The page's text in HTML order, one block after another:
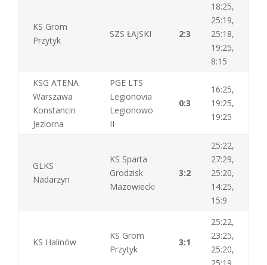
KS Grom
Przytyk
SZS ŁAJSKI 2:3
18:25,
25:19,
25:18,
19:25,
8:15
KSG ATENA
Warszawa
Konstancin
Jeziorna
PGE LTS
Legionovia
Legionowo
II
0:3
16:25,
19:25,
19:25
GLKS
Nadarzyn
KS Sparta
Grodzisk
Mazowiecki
3:2
25:22,
27:29,
25:20,
14:25,
15:9
KS Halinów
KS Grom
Przytyk
3:1
25:22,
23:25,
25:20,